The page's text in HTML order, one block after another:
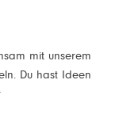
mit unserem
Du hast Ideen